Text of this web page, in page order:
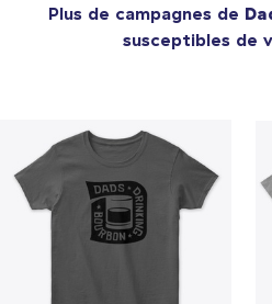
Plus de campagnes de
susceptibles de